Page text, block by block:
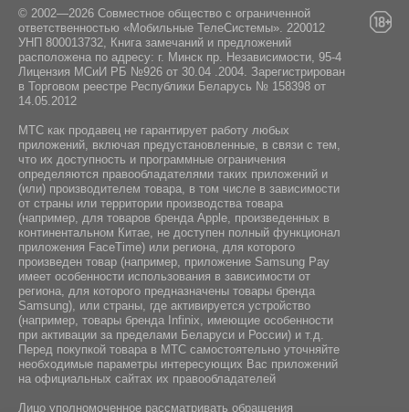
19, квартира 286
© 2002—2026 Совместное общество с ограниченной
ответственностью «Мобильные ТелеСистемы». 220012
УНП 800013732, Книга замечаний и предложений
расположена по адресу: г. Минск пр. Независимости, 95-4
Лицензия МСиИ РБ №926 от 30.04 .2004. Зарегистрирован
в Торговом реестре Республики Беларусь № 158398 от
14.05.2012
МТС как продавец не гарантирует работу любых
приложений, включая предустановленные, в связи с тем,
что их доступность и программные ограничения
определяются правообладателями таких приложений и
(или) производителем товара, в том числе в зависимости
от страны или территории производства товара
(например, для товаров бренда Apple, произведенных в
континентальном Китае, не доступен полный функционал
приложения FaceTime) или региона, для которого
произведен товар (например, приложение Samsung Pay
имеет особенности использования в зависимости от
региона, для которого предназначены товары бренда
Samsung), или страны, где активируется устройство
(например, товары бренда Infiniх, имеющие особенности
при активации за пределами Беларуси и России) и т.д.
Перед покупкой товара в МТС самостоятельно уточняйте
необходимые параметры интересующих Вас приложений
на официальных сайтах их правообладателей
Лицо уполномоченное рассматривать обращения